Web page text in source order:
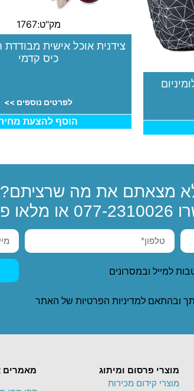
מק"ט:1767
צידנית אוכל אישית מבודדת
כיס קדמי
לפרטים נוספים >>
הוסף להצעת
מצאתם את מה שרציתם?
077-2310026 או מלאו
למייל ובמסרונים
ובהתאם למדיניות הפרטיות של האתר
מוצרי פרסום ומיתוג
מוצרי קידום מכירות
מאמרים